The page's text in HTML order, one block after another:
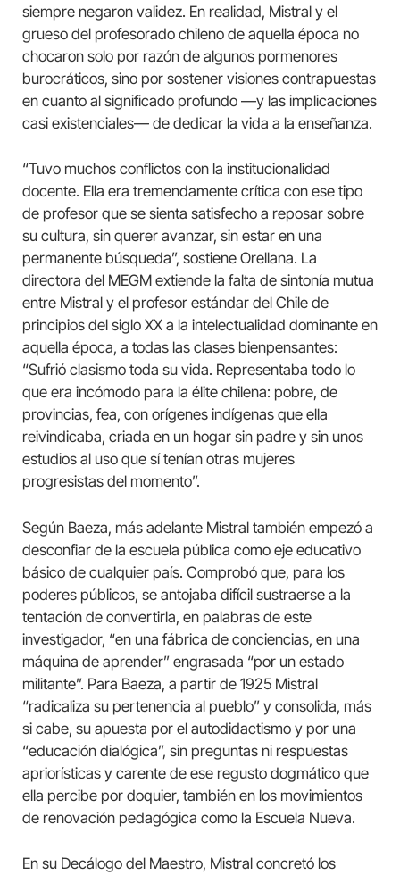
siempre negaron validez. En realidad, Mistral y el
grueso del profesorado chileno de aquella época no
chocaron solo por razón de algunos pormenores
burocráticos, sino por sostener visiones contrapuestas
en cuanto al significado profundo —y las implicaciones
casi existenciales— de dedicar la vida a la enseñanza.
“Tuvo muchos conflictos con la institucionalidad
docente. Ella era tremendamente crítica con ese tipo
de profesor que se sienta satisfecho a reposar sobre
su cultura, sin querer avanzar, sin estar en una
permanente búsqueda”, sostiene Orellana. La
directora del MEGM extiende la falta de sintonía mutua
entre Mistral y el profesor estándar del Chile de
principios del siglo XX a la intelectualidad dominante en
aquella época, a todas las clases bienpensantes:
“Sufrió clasismo toda su vida. Representaba todo lo
que era incómodo para la élite chilena: pobre, de
provincias, fea, con orígenes indígenas que ella
reivindicaba, criada en un hogar sin padre y sin unos
estudios al uso que sí tenían otras mujeres
progresistas del momento”.
Según Baeza, más adelante Mistral también empezó a
desconfiar de la escuela pública como eje educativo
básico de cualquier país. Comprobó que, para los
poderes públicos, se antojaba difícil sustraerse a la
tentación de convertirla, en palabras de este
investigador, “en una fábrica de conciencias, en una
máquina de aprender” engrasada “por un estado
militante”. Para Baeza, a partir de 1925 Mistral
“radicaliza su pertenencia al pueblo” y consolida, más
si cabe, su apuesta por el autodidactismo y por una
“educación dialógica”, sin preguntas ni respuestas
apriorísticas y carente de ese regusto dogmático que
ella percibe por doquier, también en los movimientos
de renovación pedagógica como la Escuela Nueva.
En su Decálogo del Maestro, Mistral concretó los